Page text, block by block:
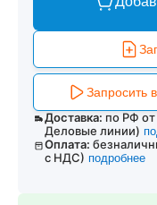
Запросить
Доставка: по РФ
Деловые линии)
Оплата:
с НДС) подробнее